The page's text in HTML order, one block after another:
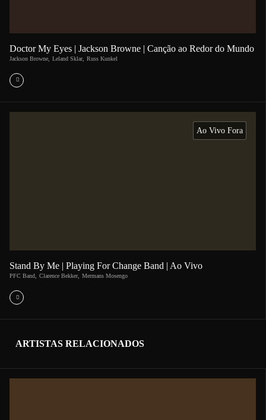
Doctor My Eyes | Jackson Browne | Canção ao Redor do Mundo
Jackson Browne Leland Sklar, Russ Kunkel
Ao Vivo Fora
Stand By Me | Playing For Change Band | Ao Vivo
PFC Band Clarence Bekker, Mermans Mosengo
ARTISTAS RELACIONADOS